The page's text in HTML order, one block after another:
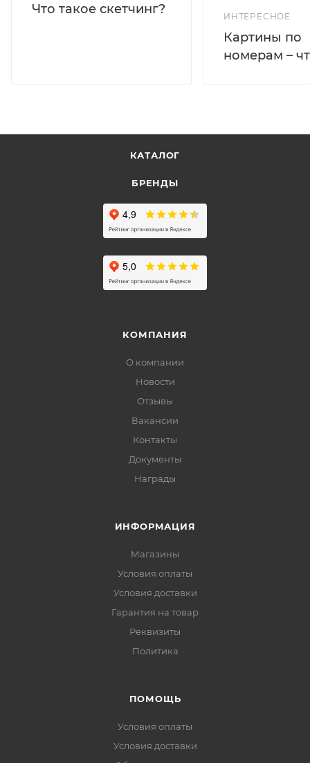
Что такое скетчинг?
ИНТЕРЕСНОЕ
Картины по
номерам –
КАТАЛОГ
БРЕНДЫ
КОМПАНИЯ
О компании
Новости
Отзывы
Вакансии
Контакты
Документы
Награды
ИНФОРМАЦИЯ
Магазины
Условия оплаты
Условия доставки
Гарантия на товар
Реквизиты
Политика
ПОМОЩЬ
Условия оплаты
Условия доставки